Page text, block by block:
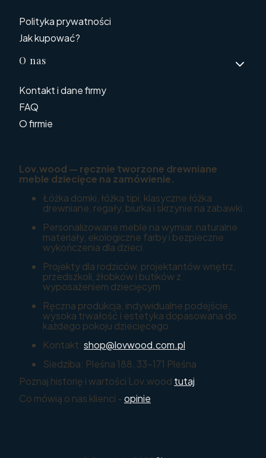
Polityka prywatności
Jak kupować?
O nas
Kontakt i dane firmy
FAQ
O firmie
Lov.wood — ręcznie tworzone drewniane
meble dziecięce na zamówienie.
Łóżka domki, łóżka tipi, klasyczne łóżka
drewniane, regały, biurka i skrzynie na zabawki.
Personalizowane meble na wymiar, naturalne
materiały, ekologiczne farby i bezpieczne
wykończenia dla dzieci.
Projekty dla rodziców, projektantów wnętrz,
przedszkoli, żłobków i butików z
wyposażeniem dziecięcym.
Ręczna produkcja, indywidualne podejście,
wysoka trwałość i estetyka dopasowana do
każdego pokoju dziecięcego.
Kontakt: shop@lovwood.com.pl
Siedziba: Pleśna 188, 33-171 Pleśna
Poznaj historię i wartości Lov.wood tutaj
Co mówią o nas klienci -opinie